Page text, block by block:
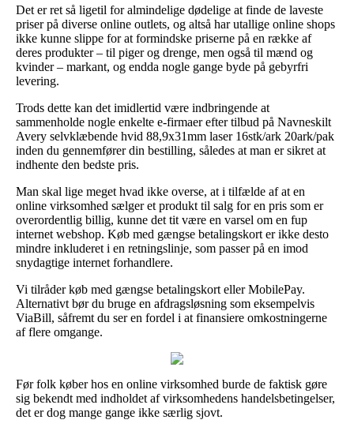
Det er ret så ligetil for almindelige dødelige at finde de laveste
priser på diverse online outlets, og altså har utallige online shops
ikke kunne slippe for at formindske priserne på en række af
deres produkter – til piger og drenge, men også til mænd og
kvinder – markant, og endda nogle gange byde på gebyrfri
levering.
Trods dette kan det imidlertid være indbringende at
sammenholde nogle enkelte e-firmaer efter tilbud på Navneskilt
Avery selvklæbende hvid 88,9x31mm laser 16stk/ark 20ark/pak
inden du gennemfører din bestilling, således at man er sikret at
indhente den bedste pris.
Man skal lige meget hvad ikke overse, at i tilfælde af at en
online virksomhed sælger et produkt til salg for en pris som er
overordentlig billig, kunne det tit være en varsel om en fup
internet webshop. Køb med gængse betalingskort er ikke desto
mindre inkluderet i en retningslinje, som passer på en imod
snydagtige internet forhandlere.
Vi tilråder køb med gængse betalingskort eller MobilePay.
Alternativt bør du bruge en afdragsløsning som eksempelvis
ViaBill, såfremt du ser en fordel i at finansiere omkostningerne
af flere omgange.
Før folk køber hos en online virksomhed burde de faktisk gøre
sig bekendt med indholdet af virksomhedens handelsbetingelser,
det er dog mange gange ikke særlig sjovt.